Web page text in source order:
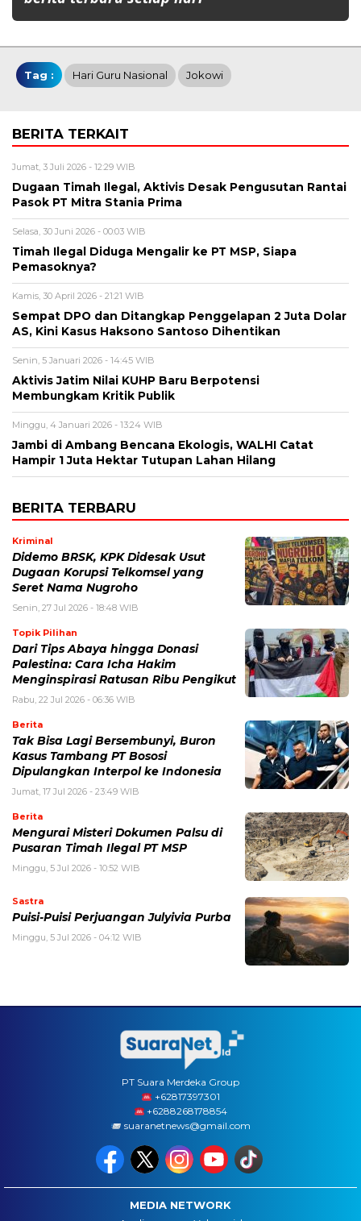
Tag : Hari Guru Nasional Jokowi
BERITA TERKAIT
Jumat, 3 Juli 2026 - 12:29 WIB
Dugaan Timah Ilegal, Aktivis Desak Pengusutan Rantai
Pasok PT Mitra Stania Prima
Selasa, 30 Juni 2026 - 00:03 WIB
Timah Ilegal Diduga Mengalir ke PT MSP, Siapa
Pemasoknya?
Kamis, 30 April 2026 - 21:21 WIB
Sempat DPO dan Ditangkap Penggelapan 2 Juta Dolar
AS, Kini Kasus Haksono Santoso Dihentikan
Senin, 5 Januari 2026 - 14:45 WIB
Aktivis Jatim Nilai KUHP Baru Berpotensi
Membungkam Kritik Publik
Minggu, 4 Januari 2026 - 13:24 WIB
Jambi di Ambang Bencana Ekologis, WALHI Catat
Hampir 1 Juta Hektar Tutupan Lahan Hilang
BERITA TERBARU
Kriminal
Didemo BRSK, KPK Didesak Usut
Dugaan Korupsi Telkomsel yang
Seret Nama Nugroho
Senin, 27 Jul 2026 - 18:48 WIB
Topik Pilihan
Dari Tips Abaya hingga Donasi
Palestina: Cara Icha Hakim
Menginspirasi Ratusan Ribu Pengikut
Rabu, 22 Jul 2026 - 06:36 WIB
Berita
Tak Bisa Lagi Bersembunyi, Buron
Kasus Tambang PT Bososi
Dipulangkan Interpol ke Indonesia
Jumat, 17 Jul 2026 - 23:49 WIB
Berita
Mengurai Misteri Dokumen Palsu di
Pusaran Timah Ilegal PT MSP
Minggu, 5 Jul 2026 - 10:52 WIB
Sastra
Puisi-Puisi Perjuangan Julyivia Purba
Minggu, 5 Jul 2026 - 04:12 WIB
PT Suara Merdeka Group
‪+62817397301
+6288268178854
suaranetnews@gmail.com
MEDIA NETWORK